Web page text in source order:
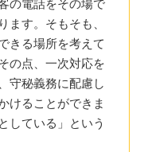
す。そもそも、
きる場所を考えて
の点、一次対応を
守秘義務に配慮し
けることができま
している」という